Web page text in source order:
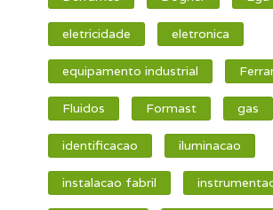
eletricidade eletronica
equipamento industrial
Fluidos Formast gas
identificacao iluminacao
instalacao fabril